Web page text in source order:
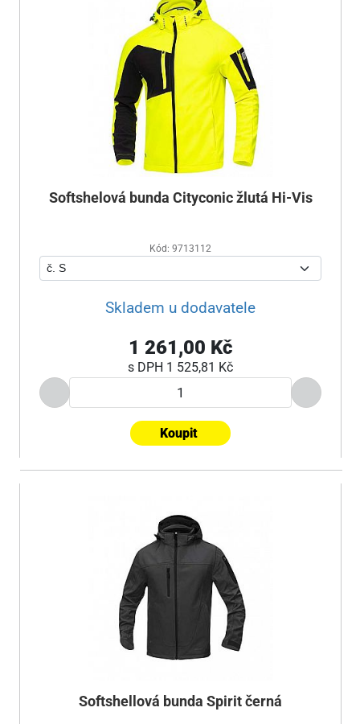
Softshelová bunda Cityconic žlutá Hi-Vis
Kód: 9713112
Skladem u dodavatele
1 261,00 Kč
s DPH 1 525,81 Kč
Koupit
Softshellová bunda Spirit černá